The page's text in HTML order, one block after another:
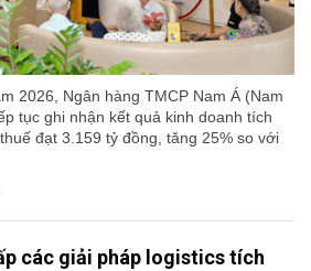
2026, Ngân hàng TMCP Nam Á (Nam
tục ghi nhận kết quả kinh doanh tích
đạt 3.159 tỷ đồng, tăng 25% so với
các giải pháp logistics tích